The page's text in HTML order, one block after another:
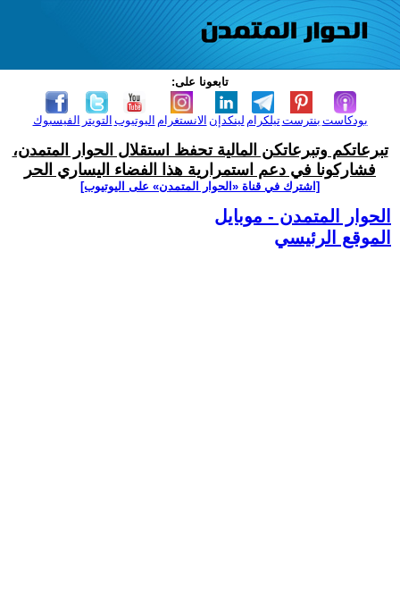
تابعونا على:
الفيسبوك التويتر اليوتيوب الانستغرام لينكدإن تيلكرامبنترست بودكاست
تبرعاتكم وتبرعاتكن المالية تحفظ استقلال الحوار المتمدن،
فشاركونا في دعم استمرارية هذا الفضاء اليساري الحر
[اشترك في قناة ‫«الحوار المتمدن» على اليوتيوب]
الحوار المتمدن - موبايل
الموقع الرئيسي